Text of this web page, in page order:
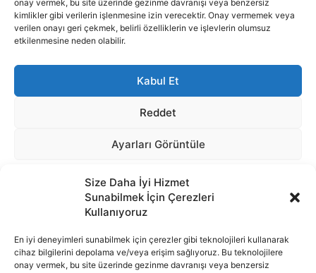
Size Daha İyi Hizmet
Sunabilmek İçin Çerezleri
Kullanıyoruz
En iyi deneyimleri sunabilmek için çerezler gibi teknolojileri kullanarak
cihaz bilgilerini depolama ve/veya erişim sağlıyoruz. Bu teknolojilere
onay vermek, bu site üzerinde gezinme davranışı veya benzersiz
İnternet portalımızda yer alan tüm haber metini, resim ve benzeri